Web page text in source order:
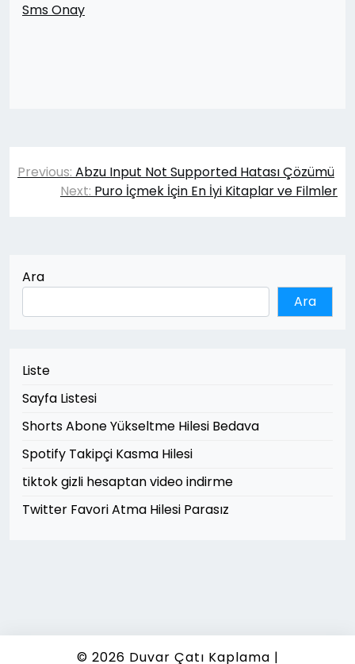
Sms Onay
Yazı
gezinmesi
Previous: Abzu Input Not Supported Hatası Çözümü
Next: Puro İçmek İçin En İyi Kitaplar ve Filmler
Ara
Ara
Liste
Sayfa Listesi
Shorts Abone Yükseltme Hilesi Bedava
Spotify Takipçi Kasma Hilesi
tiktok gizli hesaptan video indirme
Twitter Favori Atma Hilesi Parasız
© 2026 Duvar Çatı Kaplama |